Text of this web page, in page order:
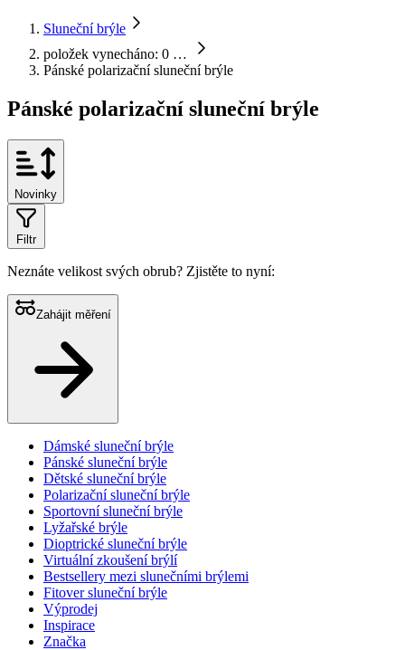
Sluneční brýle
položek vynecháno: 0 …
Pánské polarizační sluneční brýle
Pánské polarizační sluneční brýle
Novinky
Filtr
Neznáte velikost svých obrub? Zjistěte to nyní:
Zahájit měření
Dámské sluneční brýle
Pánské sluneční brýle
Dětské sluneční brýle
Polarizační sluneční brýle
Sportovní sluneční brýle
Lyžařské brýle
Dioptrické sluneční brýle
Virtuální zkoušení brýlí
Bestsellery mezi slunečními brýlemi
Fitover sluneční brýle
Výprodej
Inspirace
Značka